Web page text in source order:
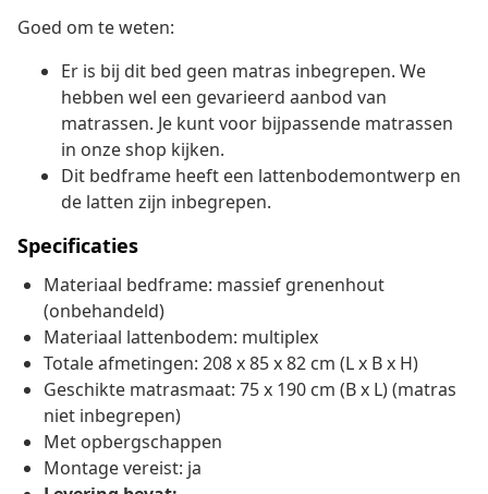
Goed om te weten:
Er is bij dit bed geen matras inbegrepen. We
hebben wel een gevarieerd aanbod van
matrassen. Je kunt voor bijpassende matrassen
in onze shop kijken.
Dit bedframe heeft een lattenbodemontwerp en
de latten zijn inbegrepen.
Specificaties
Materiaal bedframe: massief grenenhout
(onbehandeld)
Materiaal lattenbodem: multiplex
Totale afmetingen: 208 x 85 x 82 cm (L x B x H)
Geschikte matrasmaat: 75 x 190 cm (B x L) (matras
niet inbegrepen)
Met opbergschappen
Montage vereist: ja